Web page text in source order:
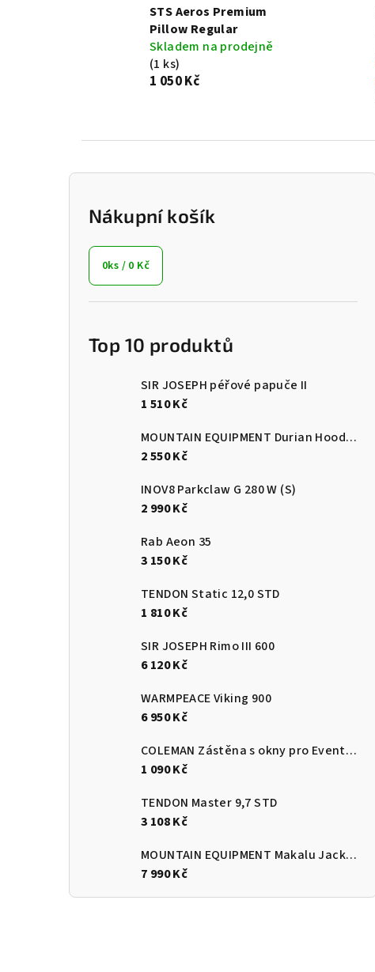
STS Aeros Premium
Pillow Regular
Skladem na prodejně
(1 ks)
1 050 Kč
Nákupní košík
0ks / 0 Kč
Top 10 produktů
SIR JOSEPH péřové papuče II
1 510 Kč
MOUNTAIN EQUIPMENT Durian Hooded Jacket Men's Dusk/Cosmos
2 550 Kč
INOV8 Parkclaw G 280 W (S)
2 990 Kč
Rab Aeon 35
3 150 Kč
TENDON Static 12,0 STD
1 810 Kč
SIR JOSEPH Rimo III 600
6 120 Kč
WARMPEACE Viking 900
6 950 Kč
COLEMAN Zástěna s okny pro Event shelter XL
1 090 Kč
TENDON Master 9,7 STD
3 108 Kč
MOUNTAIN EQUIPMENT Makalu Jacket Women's Stellar/Majolica L
7 990 Kč